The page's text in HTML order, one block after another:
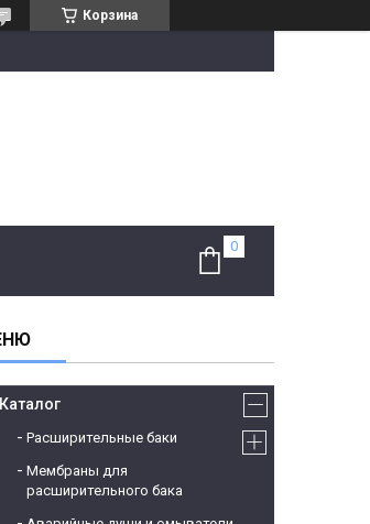
Корзина
Каталог
Расширительные баки
Мембраны для
расширительного бака